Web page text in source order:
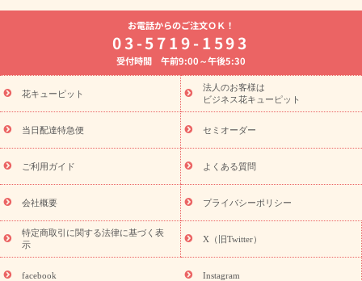
よく贈られる花
お祝いの花特集
誕生日フラワーギフト特集
8月の誕生花(トルコキキョウ)
開店・開業祝い
お供え・お悔やみ お供え・お悔やみの花
通夜・葬儀に贈る花 胡蝶蘭・花鉢
ーブドフラワー
季節のイベント
ひまわり ギフト・プレゼント
特集
お盆 花（新盆・初盆） 季節のイベント
お盆 花（新
盆・初盆）
お盆 花（新盆・初盆）
お盆・お供え 花とセットギ
フト
お盆・お供え プリザーブドフラワー
ひまわり ギフト・プ
レゼント特集
夏の花贈り・お中元・暑中見舞い 花のギフト特集
敬老の日におくる花ギフト・プレゼント特集
花ギフト・プレゼント特集
敬老の日 花のおすすめランキング
敬
老の日 花鉢植えのギフト・プレゼント特集
敬老の日 花とセットギ
フト・プレゼント特集
敬老の日の花 全てのギフト一覧
キャン
ペーン
映画『ウォーターガーディアンズ』コラボキャンペーン
「きょう誕生日なんです」キャンペーン
誕生日の花を探す
誕生日フラワーギフト 誕生日フラワーギフト特集
お電話からのご注文ＯＫ！
03-5719-1593
受付時間 午前9:00～午後5:30
花キューピット
法人のお客様は
ビジネス花キューピット
当日配達特急便 セミオーダー
ご利用ガイド よくある質問
会社概要 プライバシーポリシー
特定商取引に関する法律に基づく表
示
X（旧Twitter）
facebook Instagram